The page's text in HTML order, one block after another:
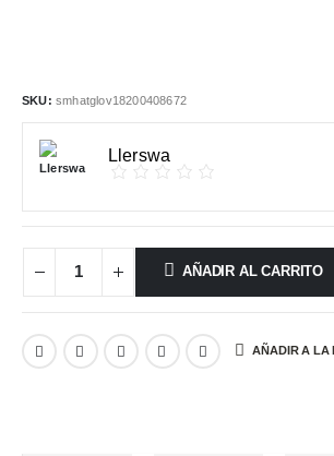
SKU: smhatglov18200408672
Llerswa
AÑADIR AL CARRITO
AÑADIR A LA